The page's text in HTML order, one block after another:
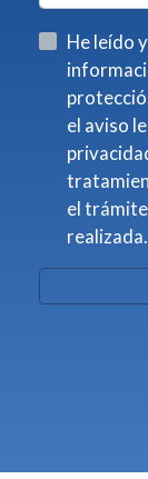
He leído y
protección
el aviso legal y la
privacidad y
el
realizada.